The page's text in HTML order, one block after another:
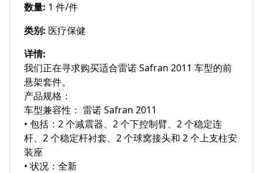
数量: 1 件/件
类别: 医疗保健
详情:
我们正在寻求购买适合雷诺 Safran 2011 车型的前
悬架套件。
产品规格：
车型兼容性： 雷诺 Safran 2011
• 包括：2 个减震器、2 个下控制臂、2 个稳定连
杆、2 个稳定杆衬套、2 个球窝接头和 2 个上支柱安
装座
• 状况：全新